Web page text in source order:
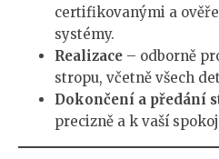
certifikovanými a
systémy.
Realizace – odborně
stropu, včetně všech
Dokončení a předání
precizně a k vaší